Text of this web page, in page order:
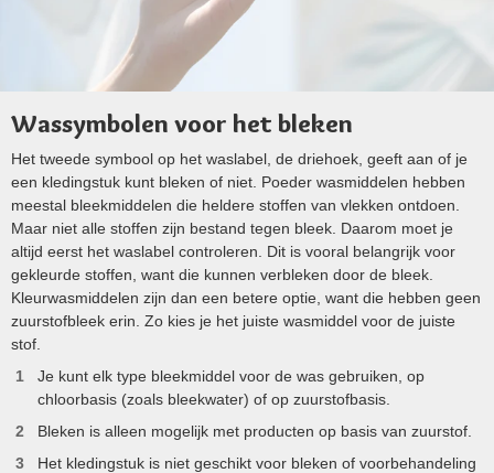
Wassymbolen voor het bleken
Het tweede symbool op het waslabel, de driehoek, geeft aan of je
een kledingstuk kunt bleken of niet. Poeder wasmiddelen hebben
meestal bleekmiddelen die heldere stoffen van vlekken ontdoen.
Maar niet alle stoffen zijn bestand tegen bleek. Daarom moet je
altijd eerst het waslabel controleren. Dit is vooral belangrijk voor
gekleurde stoffen, want die kunnen verbleken door de bleek.
Kleurwasmiddelen zijn dan een betere optie, want die hebben geen
zuurstofbleek erin. Zo kies je het juiste wasmiddel voor de juiste
stof.
Je kunt elk type bleekmiddel voor de was gebruiken, op
chloorbasis (zoals bleekwater) of op zuurstofbasis.
Bleken is alleen mogelijk met producten op basis van zuurstof.
Het kledingstuk is niet geschikt voor bleken of voorbehandeling